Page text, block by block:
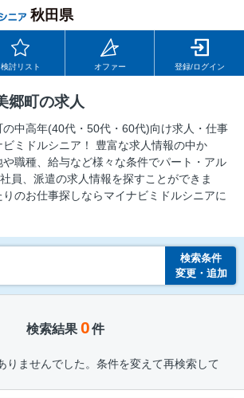
秋田県
検討リスト オファー 登録/ログイン
郷町の求人
中⾼年(40代・50代・60代)向け求⼈・仕事
ミドルシニア！ 豊富な求人情報の中か
や職種、給与など様々な条件でパート・アル
員、派遣の求人情報を探すことができま
のお仕事探しならマイナビミドルシニアに
検索条件
変更・追加
検索結果 0件
りませんでした。条件を変えて再検索して